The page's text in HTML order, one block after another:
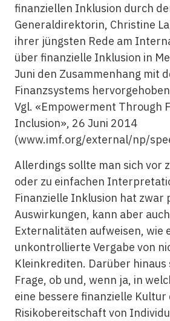
finanziellen Inklusion durch
Generaldirektorin, Christine
ihrer jüngsten Rede am
über finanzielle Inklusion in
Juni den Zusammenhang mit
Finanzsystems
Vgl. «Empowerment Through
Inclusion», 26 Juni 2014
(www.imf.org/external/np/
Allerdings sollte man sich vor
oder zu einfachen
Finanzielle Inklusion hat zwar
Auswirkungen, kann aber
Externalitäten aufweisen, wie
unkontrollierte Vergabe von
Kleinkrediten. Darüber hinaus
Frage, ob und, wenn ja, in
eine bessere finanzielle Kultur
Risikobereitschaft von